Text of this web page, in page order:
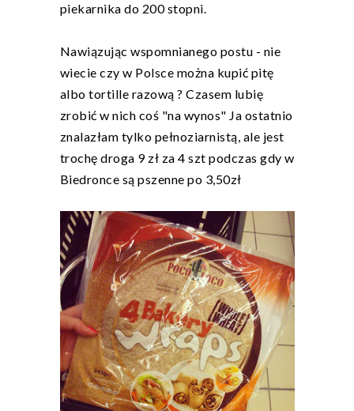
piekarnika do 200 stopni.
Nawiązując wspomnianego postu - nie
wiecie czy w Polsce można kupić pitę
albo tortille razową ? Czasem lubię
zrobić w nich coś "na wynos" Ja ostatnio
znalazłam tylko pełnoziarnistą, ale jest
trochę droga 9 zł za 4 szt podczas gdy w
Biedronce są pszenne po 3,50zł